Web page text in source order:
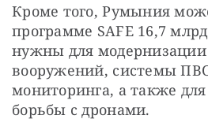
Кроме того, Румыния
программе SAFE 16,7
нужны для
вооружений, системы
мониторинга, а также
борьбы с дронами.